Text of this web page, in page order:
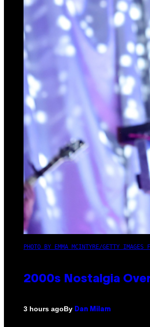
PHOTO BY EMMA MCINTYRE/GETTY IMAGES
2000s Nostalgia
3 hours agoBy Dan Milam